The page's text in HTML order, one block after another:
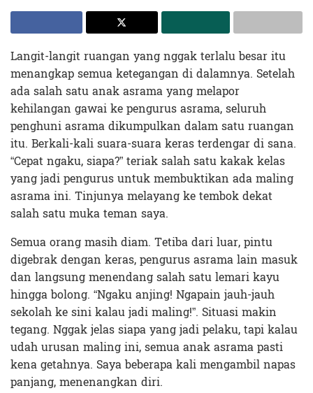
Langit-langit ruangan yang nggak terlalu besar itu
menangkap semua ketegangan di dalamnya. Setelah
ada salah satu anak asrama yang melapor
kehilangan gawai ke pengurus asrama, seluruh
penghuni asrama dikumpulkan dalam satu ruangan
itu. Berkali-kali suara-suara keras terdengar di sana.
“Cepat ngaku, siapa?” teriak salah satu kakak kelas
yang jadi pengurus untuk membuktikan ada maling
asrama ini. Tinjunya melayang ke tembok dekat
salah satu muka teman saya.
Semua orang masih diam. Tetiba dari luar, pintu
digebrak dengan keras, pengurus asrama lain masuk
dan langsung menendang salah satu lemari kayu
hingga bolong. “Ngaku anjing! Ngapain jauh-jauh
sekolah ke sini kalau jadi maling!”. Situasi makin
tegang. Nggak jelas siapa yang jadi pelaku, tapi kalau
udah urusan maling ini, semua anak asrama pasti
kena getahnya. Saya beberapa kali mengambil napas
panjang, menenangkan diri.